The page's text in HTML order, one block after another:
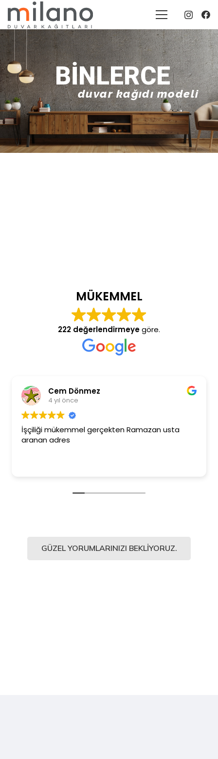
BINLERCE
duvar kağıdı modeli
MÜKEMMEL
222 değerlendirmeyegöre.
Cem Dönmez
4 yıl önce
İşçiliği mükemmel gerçekten Ramazan usta
aranan adres
GÜZEL YORUMLARINIZI BEKLIYORUZ.